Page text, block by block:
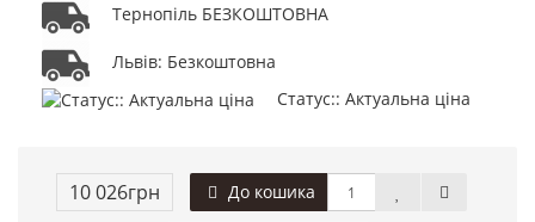
Тернопіль БЕЗКОШТОВНА
Львів: Безкоштовна
Статус:: Актуальна ціна
10 026грн До кошика